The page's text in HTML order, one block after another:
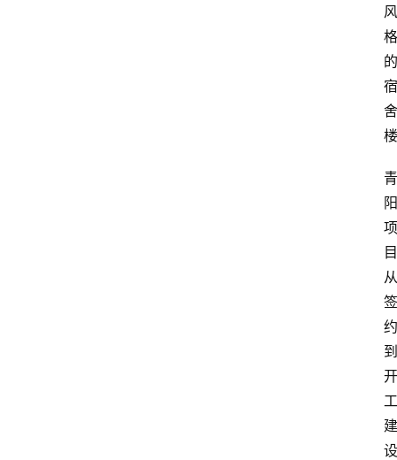
风
格
的
宿
舍
楼
青
阳
项
目
从
签
约
到
开
工
建
设